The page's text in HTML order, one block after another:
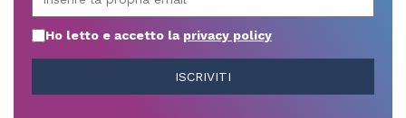
Ho letto e accetto la privacy policy